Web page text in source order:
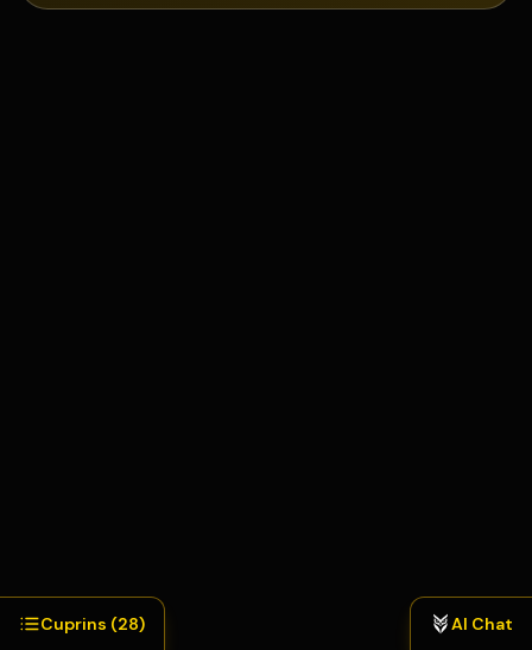
Cuprins (28) AI Chat